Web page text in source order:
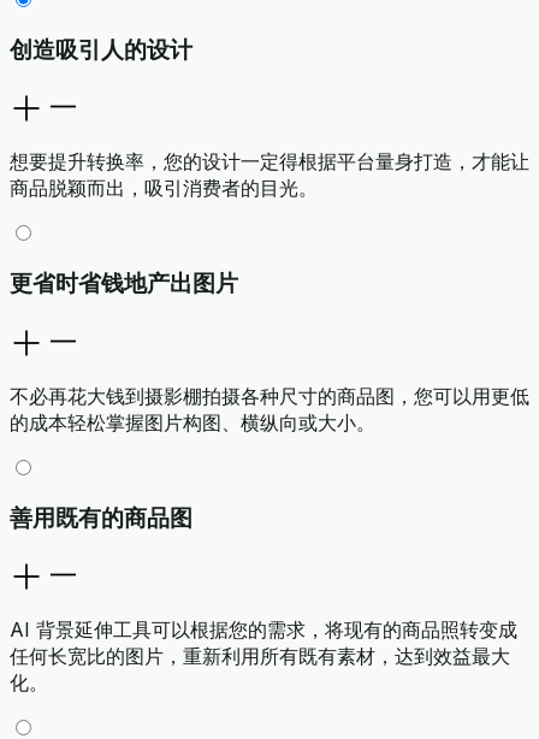
创造吸引人的设计
想要提升转换率，您的设计一定得根据平台量身打造，才能让
商品脱颖而出，吸引消费者的目光。
更省时省钱地产出图片
不必再花大钱到摄影棚拍摄各种尺寸的商品图，您可以用更低
的成本轻松掌握图片构图、横纵向或大小。
善用既有的商品图
AI 背景延伸工具可以根据您的需求，将现有的商品照转变成
任何长宽比的图片，重新利用所有既有素材，达到效益最大
化。